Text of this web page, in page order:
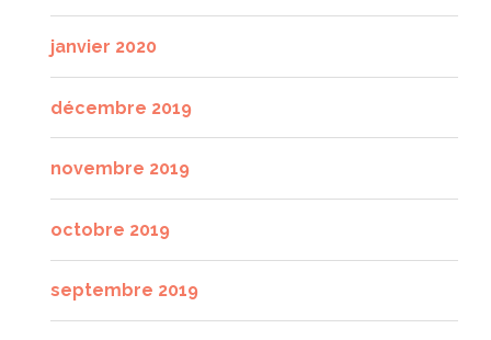
janvier 2020
décembre 2019
novembre 2019
octobre 2019
septembre 2019